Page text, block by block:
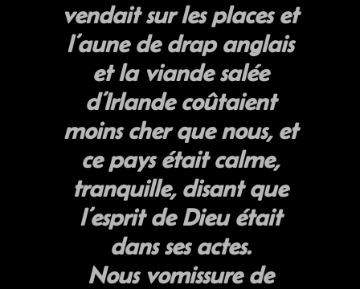
vendait sur les places et
l’aune de drap anglais
et la viande salée
d’Irlande coûtaient
moins cher que nous, et
ce pays était calme,
tranquille, disant que
l’esprit de Dieu était
dans ses actes.
Nous vomissure de